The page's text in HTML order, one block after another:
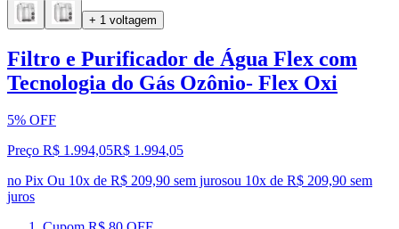
+ 1 voltagem
Filtro e Purificador de Água Flex com
Tecnologia do Gás Ozônio- Flex Oxi
5% OFF
Preço R$ 1.994,05R$ 1.994,05
no Pix Ou 10x de R$ 209,90 sem jurosou 10x de R$ 209,90 sem
juros